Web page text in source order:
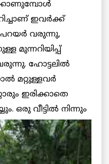
ഇവര്‍ക്ക്
വരുന്നു,
മുന്നറിയിപ്പ്
ഹോട്ടലില്‍
മറ്റുള്ളവര്‍
ഇരിക്കാതെ
ഒരു വീട്ടില്‍ നിന്നും